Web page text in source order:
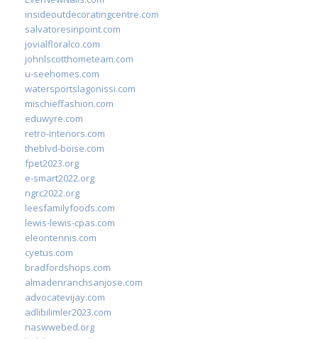
insideoutdecoratingcentre.com
salvatoresinpoint.com
jovialfloralco.com
johnlscotthometeam.com
u-seehomes.com
watersportslagonissi.com
mischieffashion.com
eduwyre.com
retro-interiors.com
theblvd-boise.com
fpet2023.org
e-smart2022.org
ngrc2022.org
leesfamilyfoods.com
lewis-lewis-cpas.com
eleontennis.com
cyetus.com
bradfordshops.com
almadenranchsanjose.com
advocatevijay.com
adlibilimler2023.com
naswwebed.org